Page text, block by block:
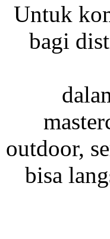
Untuk
bagi
outdoor,
bisa